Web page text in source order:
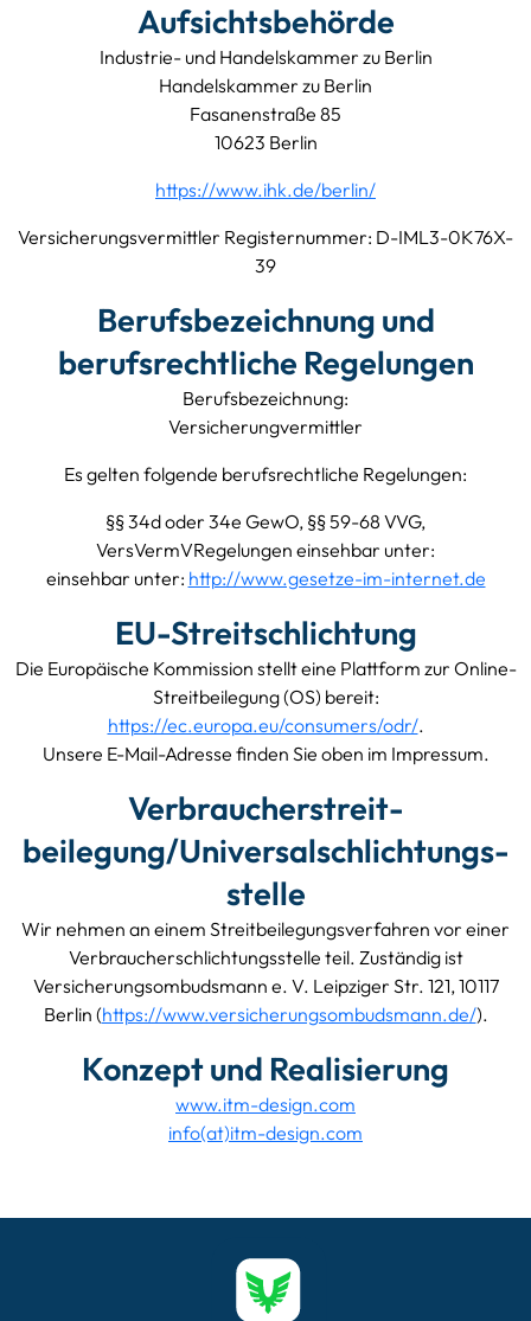
Aufsichtsbehörde
Industrie- und Handelskammer zu Berlin
Handelskammer zu Berlin
Fasanenstraße 85
10623 Berlin
https://www.ihk.de/berlin/
Versicherungsvermittler Registernummer: D-IML3-0K76X-
39
Berufsbezeichnung und
berufsrechtliche Regelungen
Berufsbezeichnung:
Versicherungvermittler
Es gelten folgende berufsrechtliche Regelungen:
§§ 34d oder 34e GewO, §§ 59-68 VVG,
VersVermVRegelungen einsehbar unter:
einsehbar unter: http://www.gesetze-im-internet.de
EU-Streitschlichtung
Die Europäische Kommission stellt eine Plattform zur Online-
Streitbeilegung (OS) bereit:
https://ec.europa.eu/consumers/odr/.
Unsere E-Mail-Adresse finden Sie oben im Impressum.
Verbraucher­streit­
beilegung/Universal­schlichtungs­
stelle
Wir nehmen an einem Streitbeilegungsverfahren vor einer
Verbraucherschlichtungsstelle teil. Zuständig ist
Versicherungsombudsmann e. V. Leipziger Str. 121, 10117
Berlin (https://www.versicherungsombudsmann.de/).
Konzept und Realisierung
www.itm-design.com
info(at)itm-design.com